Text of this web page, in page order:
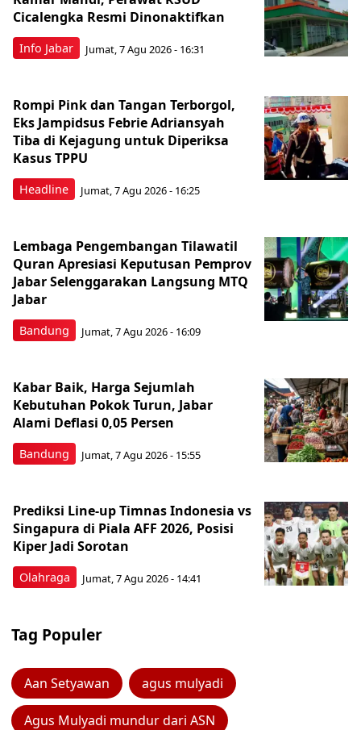
Info Jabar
Cicalengka Resmi Dinonaktifkan
Jumat, 7 Agu 2026 - 16:31
Headline
Rompi Pink dan Tangan Terborgol,
Eks Jampidsus Febrie Adriansyah
Tiba di Kejagung untuk Diperiksa
Kasus TPPU
Jumat, 7 Agu 2026 - 16:25
Bandung
Lembaga Pengembangan Tilawatil
Quran Apresiasi Keputusan Pemprov
Jabar Selenggarakan Langsung MTQ
Jabar
Jumat, 7 Agu 2026 - 16:09
Bandung
Kabar Baik, Harga Sejumlah
Kebutuhan Pokok Turun, Jabar
Alami Deflasi 0,05 Persen
Jumat, 7 Agu 2026 - 15:55
Olahraga
Prediksi Line-up Timnas Indonesia vs
Singapura di Piala AFF 2026, Posisi
Kiper Jadi Sorotan
Jumat, 7 Agu 2026 - 14:41
Tag Populer
Aan Setyawan agus mulyadi
Agus Mulyadi mundur dari ASN